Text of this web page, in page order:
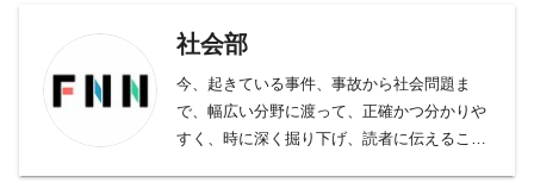
社会部
今、起きている事件、事故から社会問題ま
で、幅広い分野に渡って、正確かつ分かりや
すく、時に深く掘り下げ、読者に伝えること